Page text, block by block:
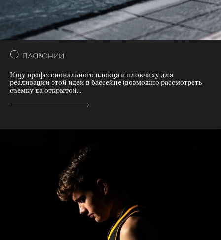
О плавании
Ищу профессионального пловца и пловчиху для
реализации этой идеи в бассейне (возможно рассмотреть
съемку на открытой...